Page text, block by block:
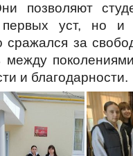
позволяют
уст, но и
сражался за
между
и благодарности.